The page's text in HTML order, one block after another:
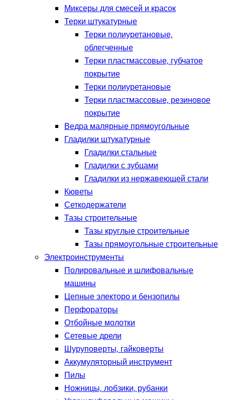
Миксеры для смесей и красок
Терки штукатурные
Терки полиуретановые,
облегченные
Терки пластмассовые, губчатое
покрытие
Терки полиуретановые
Терки пластмассовые, резиновое
покрытие
Ведра малярные прямоугольные
Гладилки штукатурные
Гладилки стальные
Гладилки с зубцами
Гладилки из нержавеющей стали
Кюветы
Сеткодержатели
Тазы строительные
Тазы круглые строительные
Тазы прямоугольные строительные
Электроинструменты
Полировальные и шлифовальные
машины
Цепные электоро и бензопилы
Перфораторы
Отбойные молотки
Сетевые дрели
Шуруповерты, гайковерты
Аккумуляторный инструмент
Пилы
Ножницы, лобзики, рубанки